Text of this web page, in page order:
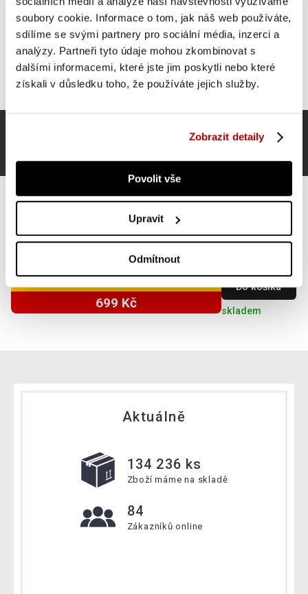
soubory cookie. Informace o tom, jak náš web používáte,
sdílíme se svými partnery pro sociální média, inzerci a
analýzy. Partneři tyto údaje mohou zkombinovat s
dalšími informacemi, které jste jim poskytli nebo které
získali v důsledku toho, že používáte jejich služby.
Zobrazit detaily
Povolit vše
Upravit
Odmítnout
Gorilla Sports Sada ochranných podložek, černá, 8 ks
699 Kč
Do košíku
skladem
Aktuálně
134 236 ks
Zboží máme na skladě
84
Zákazníků online